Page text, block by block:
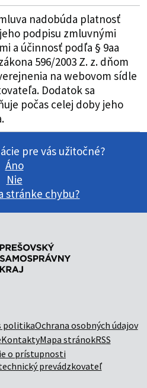
nadobúda platnosť
podpisu zmluvnými
a účinnosť podľa § 9aa
596/2003 Z. z. dňom
na webovom sídle
Dodatok sa
počas celej doby jeho
pre vás užitočné?
Áno
Nie
stránke chybu?
politikaOchrana osobných údajov
KontaktyMapa stránokRSS
o prístupnosti
prevádzkovateľ